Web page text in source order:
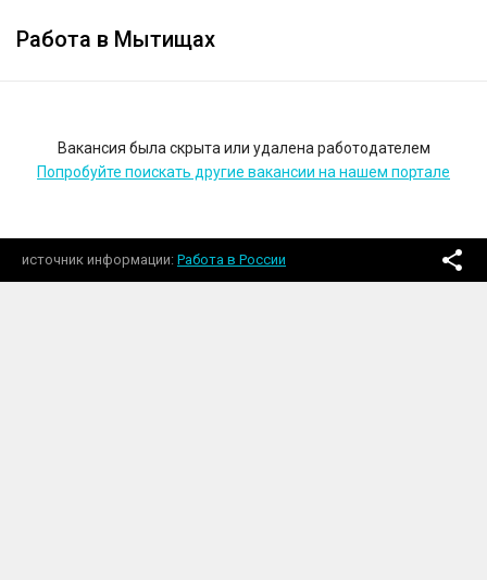
Работа в Мытищах
Вакансия была скрыта или удалена работодателем
Попробуйте поискать другие вакансии на нашем портале
источник информации Работа в России